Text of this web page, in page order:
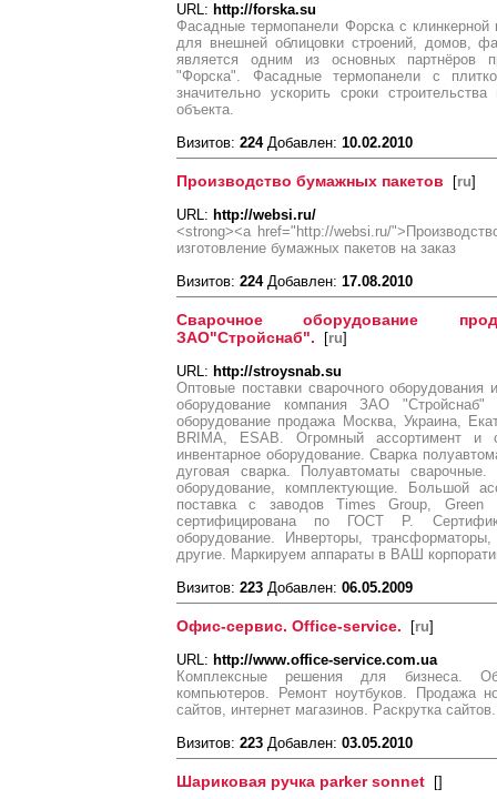
URL: http://forska.su
Фасадные термопанели Форска с клинкерной
для внешней облицовки строений, домов,
является одним из основных партнёров
"Форска". Фасадные термопанели с
значительно ускорить сроки
объекта.
Визитов: 224Добавлен: 10.02.2010
Производство бумажных пакетов [ru]
URL: http://websi.ru/
<strong><a href="http://websi.ru/
изготовление бумажных пакетов на заказ
Визитов: 224Добавлен: 17.08.2010
Сварочное оборудование
ЗАО"Стройснаб". [ru]
URL: http://stroysnab.su
Оптовые поставки сварочного
оборудование компания ЗАО "Стройснаб"
оборудование продажа Москва, Украина,
BRIMA, ESAB. Огромный ассортимент и
инвентарное оборудование. Сварка
дуговая сварка. Полуавтоматы
оборудование, комплектующие. Большой
поставка с заводов Times Group, Green
сертифицирована по ГОСТ Р.
оборудование. Инверторы,
другие. Маркируем аппараты в ВАШ
Визитов: 223 Добавлен: 06.05.2009
Офис-сервис. Office-service. [ru]
URL: http://www.office-service.com.ua
Комплексные решения для бизнеса.
компьютеров. Ремонт ноутбуков. Продажа
сайтов, интернет магазинов. Раскрутка
Визитов: 223 Добавлен: 03.05.2010
Шариковая ручка parker sonnet []